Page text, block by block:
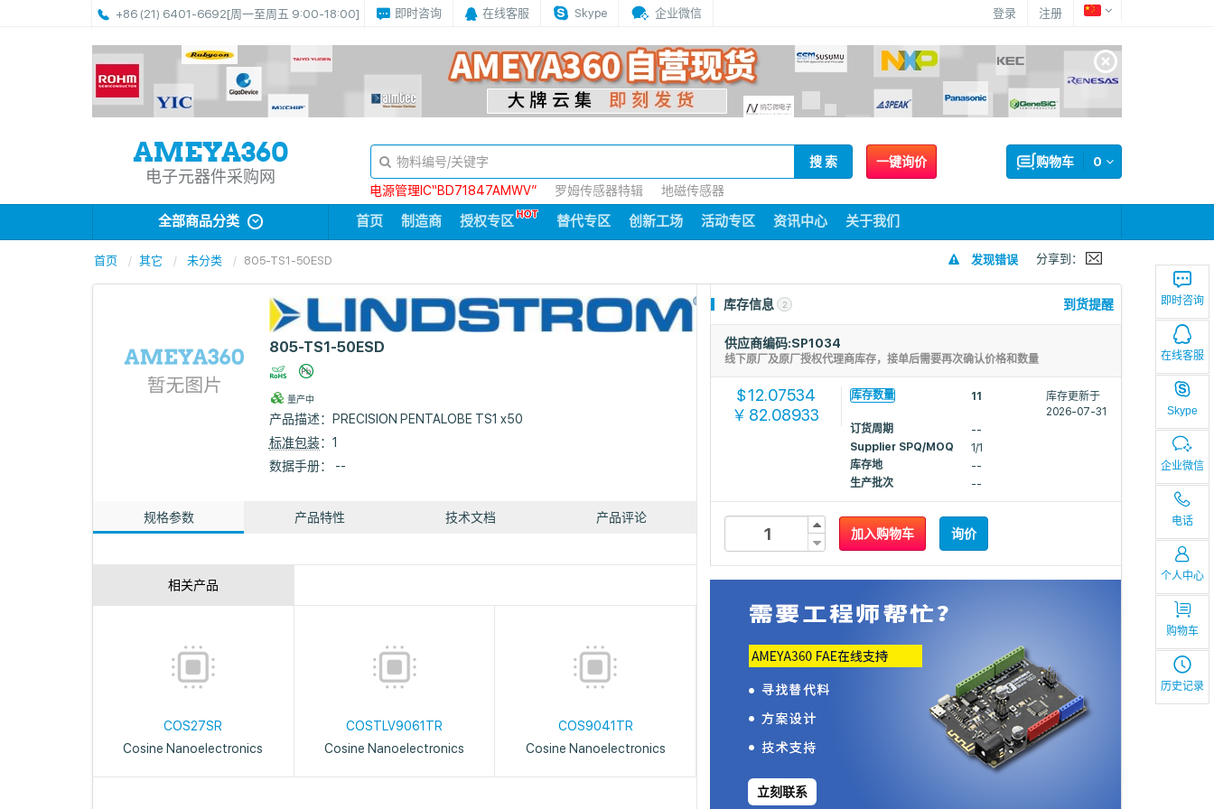
+86 (21) 6401-6692[周一至周五 9:00-18:00] 即时咨询 在线客服 Skype 企业微信 登录 注册
即时咨询
在线客服
Skype
企业微信
电话
个人中心
购物车
历史记录
电子元器件采购网
一键询价 0
购物车
搜 索
电源管理IC“BD71847AMWV”
罗姆传感器特辑 地磁传感器
全部商品分类 首页 制造商 授权专区 替代专区 创新工场 活动专区 资讯中心 关于我们
首页 其它 未分类 805-TS1-50ESD 发现错误 分享到：
805-TS1-50ESD
量产中
产品描述：
PRECISION PENTALOBE TS1 x50
标准包装：1
数据手册： --
规格参数 产品特性 技术文档 产品评论
相关产品
COS27SR
Cosine Nanoelectronics
COSTLV9061TR
Cosine Nanoelectronics
COS9041TR
Cosine Nanoelectronics
库存信息 2 到货提醒
供应商编码:SP1034
线下原厂及原厂授权代理商库存，接单后需要再次确认价格和数量
$12.07534
￥ 82.08933
库存数量 11
库存更新于
2026-07-31
订货周期
--
Supplier SPQ/MOQ
1/1
库存地
--
生产批次
--
加入购物车 询价
立刻联系